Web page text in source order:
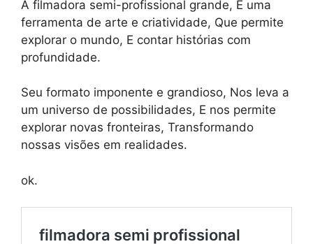
A filmadora semi-profissional grande, É uma
ferramenta de arte e criatividade, Que permite
explorar o mundo, E contar histórias com
profundidade.
Seu formato imponente e grandioso, Nos leva a
um universo de possibilidades, E nos permite
explorar novas fronteiras, Transformando
nossas visões em realidades.
ok.